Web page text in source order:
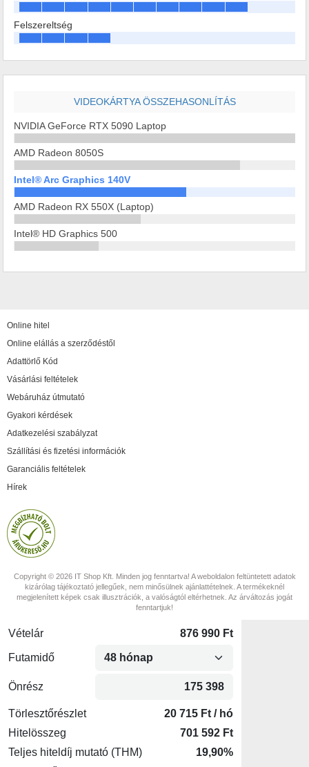
Felszereltség
VIDEOKÁRTYA ÖSSZEHASONLÍTÁS
NVIDIA GeForce RTX 5090 Laptop
AMD Radeon 8050S
Intel® Arc Graphics 140V
AMD Radeon RX 550X (Laptop)
Intel® HD Graphics 500
Online hitel
Online elállás a szerződéstől
Adattörlő Kód
Vásárlási feltételek
Webáruház útmutató
Gyakori kérdések
Adatkezelési szabályzat
Szállítási és fizetési információk
Garanciális feltételek
Hírek
Copyright © 2026 IT Shop Kft. Minden jog fenntartva! A weboldalon feltüntetett adatok
kizárólag tájékoztató jellegűek, nem minősülnek ajánlattételnek. A termékeknél
megjelenített képek csak illusztrációk, a valóságtól eltérhetnek. Az árváltozás jogát
fenntartjuk!